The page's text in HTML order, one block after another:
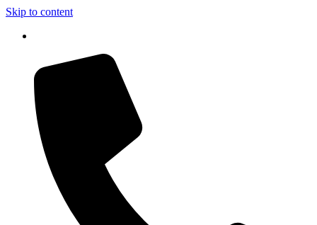
Skip to content